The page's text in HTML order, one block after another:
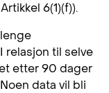
6(1)(f)).
relasjon til selve
etter 90 dager
data vil bli